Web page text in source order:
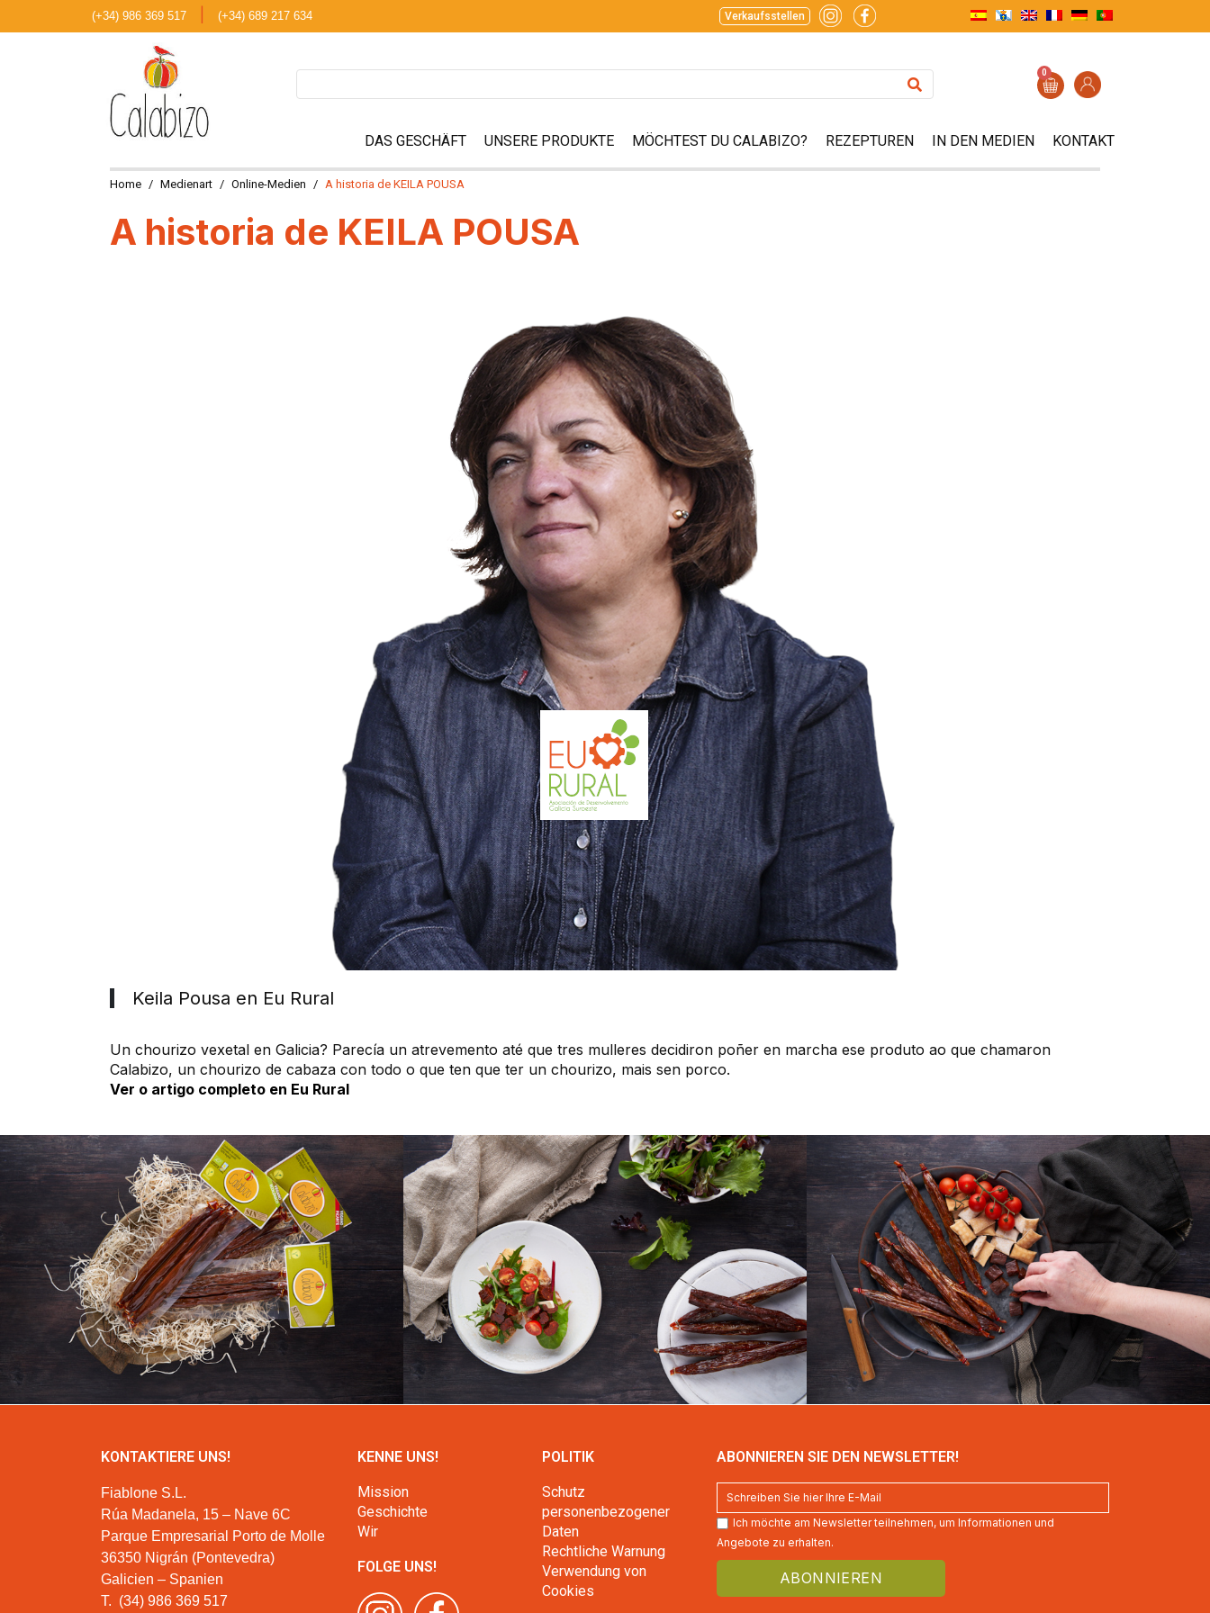
(+34) 986 369 517 (+34) 689 217 634 Verkaufsstellen
0
DAS GESCHÄFT UNSERE PRODUKTE MÖCHTEST DU CALABIZO? REZEPTUREN IN DEN MEDIEN KONTAKT
Home Medienart Online-Medien A historia de KEILA POUSA
A historia de KEILA POUSA
Keila Pousa en Eu Rural
Un chourizo vexetal en Galicia? Parecía un atrevemento até que tres mulleres decidiron poñer en marcha ese produto ao que chamaron
Calabizo, un chourizo de cabaza con todo o que ten que ter un chourizo, mais sen porco.
Ver o artigo completo en Eu Rural
KONTAKTIERE UNS!
Fiablone S.L.
Rúa Madanela, 15 – Nave 6C
Parque Empresarial Porto de Molle
36350 Nigrán (Pontevedra)
Galicien – Spanien
T. (34) 986 369 517
KENNE UNS!
Mission
Geschichte
Wir
FOLGE UNS!
POLITIK
Schutz
personenbezogener
Daten
Rechtliche Warnung
Verwendung von
Cookies
ABONNIEREN SIE DEN NEWSLETTER!
Ich möchte am Newsletter teilnehmen, um Informationen und
Angebote zu erhalten.